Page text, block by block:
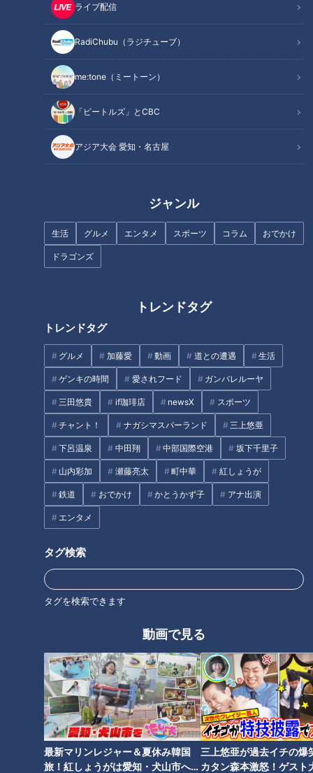
ライブ配信
RadiChubu（ラジチューブ）
me:tone（ミートーン）
「ビートルズ」とCBC
アジア大会 愛知・名古屋
ジャンル
生活 グルメ エンタメ スポーツ コラム おでかけ
ドラゴンズ
トレンドタグ
トレンドタグ
グルメ 加藤愛 動画 道との遭遇 生活
ゲンキの時間 愛されフード ガンバレルーヤ
三田悠貴 if珈琲店 newsX スポーツ
チャント！ ナガシマスパーランド 三上悠亜
下呂温泉 中田翔 中部国際空港 坂下千里子
山内彩加 瀬藤亮太 町中華 紅しょうが
鉄道 おでかけ かとうかず子 アナ出演
エンタメ
タグ検索
タグを検索できます
動画で見る
最新マリンレジャー＆夏休み韓国
旅！紅しょうがは愛知・犬山市へ
三上悠亜が過去イチの爆
カタン森本激怒！ゲスト
災害現場で生存者を探す「災害救助犬」
絵本『災害救助犬 じゃがいも』
『きょうは11回目の試験です。じゃがいもは、調子が良さそう
去年8月に出版されたこの絵本の主人公は、岐阜市で暮らす
オスの「じゃがいも」9歳。
災害現場で活躍する「災害救助犬」です。
災害救助犬とは、地震などの現場に駆けつけ、瓦礫に埋もれ
た生存者や行方不明者を嗅覚で探し出す犬のこと。
東日本大震災でも活躍しました。
災害救助犬になるためには厳しい訓練が必要で、認定試験に
合格しなければいけません。
飼い主の山口さんとじゃがいも
「合格まで普通の犬の倍以上かかりましたね」（じゃがいもの
飼い主 山口常夫さん）
合格率は1～2割と狭き門で、じゃがいもは10回続けて不合